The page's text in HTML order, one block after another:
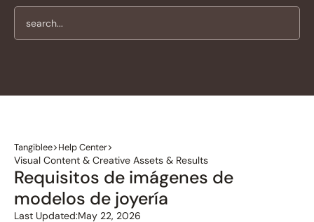
Tangiblee>Help Center>
Visual Content & Creative Assets & Results
Requisitos de imágenes de
modelos de joyería
Last Updated:May 22, 2026